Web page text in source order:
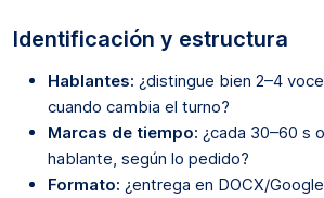
Identificación y estructura
Hablantes: ¿distingue bien 2–4
cuando cambia el turno?
Marcas de tiempo: ¿cada 30–60 s
hablante, según lo pedido?
Formato: ¿entrega en DOCX/